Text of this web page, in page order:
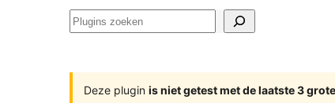
Plugins
Deze plugin is niet getest met de laatste 3